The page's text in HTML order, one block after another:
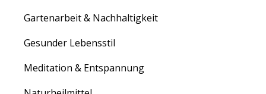
Gartenarbeit & Nachhaltigkeit
Gesunder Lebensstil
Meditation & Entspannung